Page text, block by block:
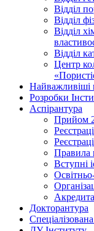
Відділ
Відділ
Відділ
Відділ
Центр
Найважливіші
Розробки
Аспірантура
Прийом
Правила
Вступні
Докторантура